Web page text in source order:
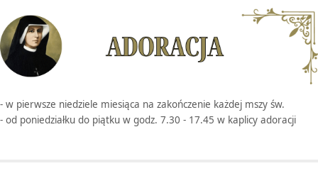
- w pierwsze niedziele miesiąca na zakończenie każdej mszy św.
- od poniedziałku do piątku w godz. 7.30 - 17.45 w kaplicy adoracji